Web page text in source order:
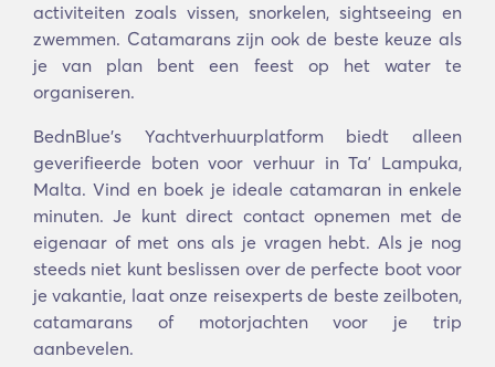
activiteiten zoals vissen, snorkelen, sightseeing en
zwemmen. Catamarans zijn ook de beste keuze als
je van plan bent een feest op het water te
organiseren.
BednBlue's Yachtverhuurplatform biedt alleen
geverifieerde boten voor verhuur in Taʼ Lampuka,
Malta. Vind en boek je ideale catamaran in enkele
minuten. Je kunt direct contact opnemen met de
eigenaar of met ons als je vragen hebt. Als je nog
steeds niet kunt beslissen over de perfecte boot voor
je vakantie, laat onze reisexperts de beste zeilboten,
catamarans of motorjachten voor je trip
aanbevelen.